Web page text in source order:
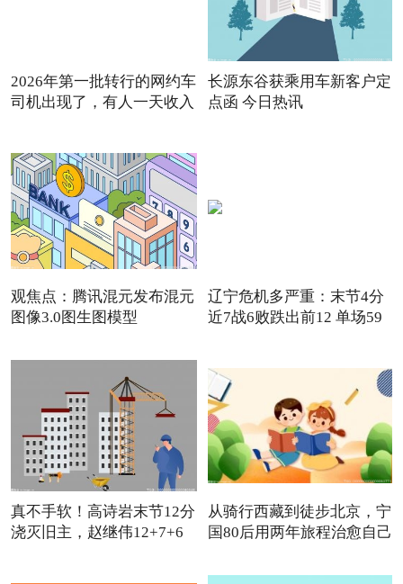
2026年第一批转行的网约车
司机出现了，有人一天收入
长源东谷获乘用车新客户定
点函 今日热讯
观焦点：腾讯混元发布混元
图像3.0图生图模型
辽宁危机多严重：末节4分
近7战6败跌出前12 单场59
真不手软！高诗岩末节12分
浇灭旧主，赵继伟12+7+6
从骑行西藏到徒步北京，宁
国80后用两年旅程治愈自己